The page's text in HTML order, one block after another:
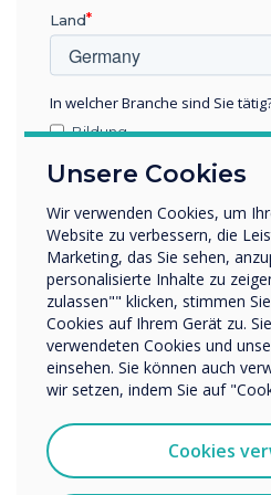
Google
Unsere Cookies
Wir verwenden Cookies, um
Website zu verbessern, die
Marketing, das Sie sehen,
personalisierte Inhalte zu
zulassen"" klicken, stimmen
Cookies auf Ihrem Gerät zu.
verwendeten Cookies und
einsehen. Sie können auch
wir setzen, indem Sie auf
Cookies
Land
In welcher Branche sind Sie
Bildung
Sonstiges
Name Unternehmen/
Wir möchten Sie gerne per E-
bezüglich unserer Produkte
kontaktieren.
Ich bin damit
Sie können diese
abbestellen. Weitere
unseren